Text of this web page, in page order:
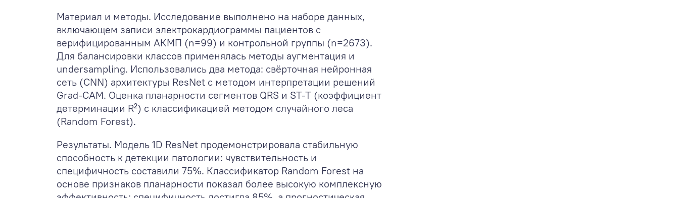
Материал и методы. Исследование выполнено на наборе данных,
включающем записи электрокардиограммы пациентов с
верифицированным АКМП (n=99) и контрольной группы (n=2673).
Для балансировки классов применялась методы аугментация и
undersampling. Использовались два метода: свёрточная нейронная
сеть (CNN) архитектуры ResNet с методом интерпретации решений
Grad‑CAM. Оценка планарности сегментов QRS и ST‑T (коэффициент
детерминации R²) с классификацией методом случайного леса
(Random Forest).
Результаты. Модель 1D ResNet продемонстрировала стабильную
способность к детекции патологии: чувствительность и
специфичность составили 75%. Классификатор Random Forest на
основе признаков планарности показал более высокую комплексную